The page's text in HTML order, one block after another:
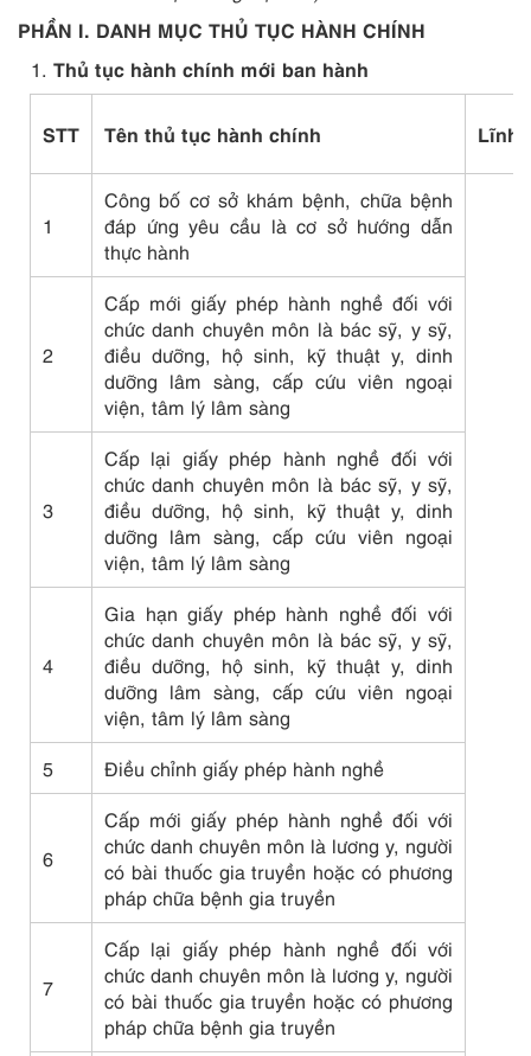
PHẦN I. DANH MỤC THỦ TỤC HÀNH CHÍNH
Thủ tục hành chính mới ban hành
STT Tên thủ tục hành chính Lĩnh
1
Công bố cơ sở khám bệnh, chữa bệnh
đáp ứng yêu cầu là cơ sở hướng dẫn
thực hành
2
Cấp mới giấy phép hành nghề đối với
chức danh chuyên môn là bác sỹ, y sỹ,
điều dưỡng, hộ sinh, kỹ thuật y, dinh
dưỡng lâm sàng, cấp cứu viên ngoại
viện, tâm lý lâm sàng
3
Cấp lại giấy phép hành nghề đối với
chức danh chuyên môn là bác sỹ, y sỹ,
điều dưỡng, hộ sinh, kỹ thuật y, dinh
dưỡng lâm sàng, cấp cứu viên ngoại
viện, tâm lý lâm sàng
4
Gia hạn giấy phép hành nghề đối với
chức danh chuyên môn là bác sỹ, y sỹ,
điều dưỡng, hộ sinh, kỹ thuật y, dinh
dưỡng lâm sàng, cấp cứu viên ngoại
viện, tâm lý lâm sàng
5
Điều chỉnh giấy phép hành nghề
6
Cấp mới giấy phép hành nghề đối với
chức danh chuyên môn là lương y, người
có bài thuốc gia truyền hoặc có phương
pháp chữa bệnh gia truyền
7
Cấp lại giấy phép hành nghề đối với
chức danh chuyên môn là lương y, người
có bài thuốc gia truyền hoặc có phương
pháp chữa bệnh gia truyền